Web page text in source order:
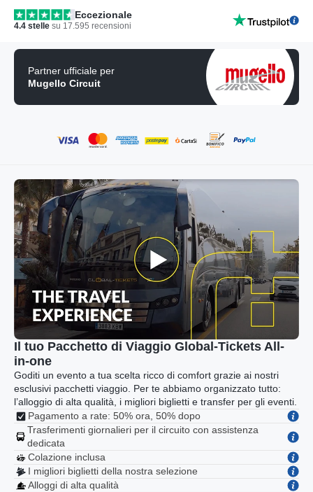
Eccezionale
4.4 stelle su 17.595 recensioni
Partner ufficiale per
Mugello Circuit
Il tuo Pacchetto di Viaggio Global-Tickets All-
in-one
Goditi un evento a tua scelta ricco di comfort grazie ai nostri
esclusivi pacchetti viaggio. Per te abbiamo organizzato tutto:
l’alloggio di alta qualità, i migliori biglietti e transfer per gli eventi.
Pagamento a rate: 50% ora, 50% dopo
Trasferimenti giornalieri per il circuito con assistenza
dedicata
Colazione inclusa
I migliori biglietti della nostra selezione
Alloggi di alta qualità